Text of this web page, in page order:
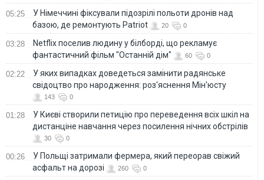
05:25
У Німеччині фіксували підозрілі польоти дронів над
базою, де ремонтують Patriot
20 0
03:28
Netflix поселив людину у білборді, що рекламує
фантастичний фільм "Останній дім"
60 0
02:22
У яких випадках доведеться замінити радянське
свідоцтво про народження: роз'яснення Мін'юсту
143 0
01:28
У Києві створили петицію про переведення всіх шкіл на
дистанціне навчання через посилення нічних обстрілів
30 0
00:26
У Польщі затримали фермера, який переорав свіжий
асфальт на дорозі
260 0